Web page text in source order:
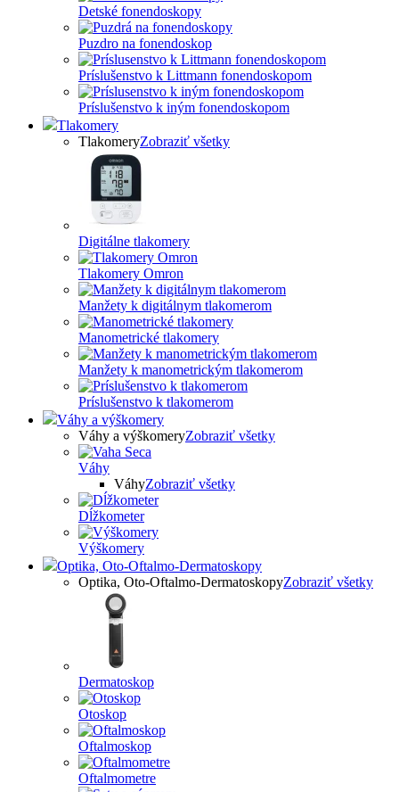
Detské fonendoskopy
Puzdro na fonendoskop
Príslušenstvo k Littmann fonendoskopom
Príslušenstvo k iným fonendoskopom
Tlakomery
TlakomeryZobraziť všetky
Digitálne tlakomery
Tlakomery Omron
Manžety k digitálnym tlakomerom
Manometrické tlakomery
Manžety k manometrickým tlakomerom
Príslušenstvo k tlakomerom
Váhy a výškomery
Váhy a výškomeryZobraziť všetky
Váhy
VáhyZobraziť všetky
Dĺžkometer
Výškomery
Optika, Oto-Oftalmo-Dermatoskopy
Optika, Oto-Oftalmo-DermatoskopyZobraziť všetky
Dermatoskop
Otoskop
Oftalmoskop
Oftalmometre